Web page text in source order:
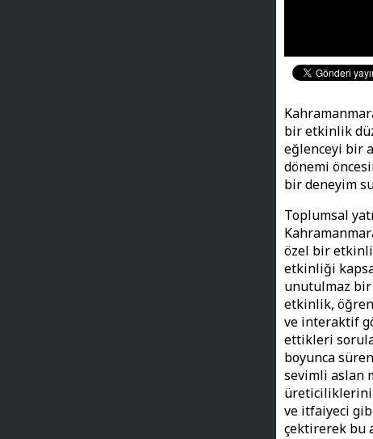
bir etkinlik
eğlenceyi bir
dönemi
bir deneyim
Toplumsal
özel bir
etkinliği
unutulmaz bir
etkinlik,
ve interaktif
ettikleri
boyunca
sevimli aslan
üreticiliklerini
ve itfaiyeci
çektirerek bu